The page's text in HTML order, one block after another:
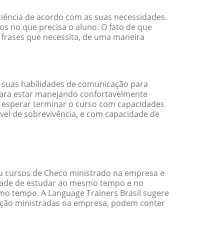
de acordo com as suas necessidades.
no que precisa o aluno. O fato de que
que necessita, de uma maneira
habilidades de comunicação para
estar manejando confortavelmente
terminar o curso com capacidades
de sobrevivência, e com capacidade de
de Checo ministrado na empresa e
de estudar ao mesmo tempo e no
tempo. A Language Trainers Brasil sugere
ministradas na empresa, podem conter